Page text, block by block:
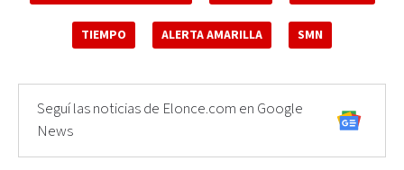
TIEMPO ALERTA AMARILLA SMN
Seguí las noticias de Elonce.com en Google
News